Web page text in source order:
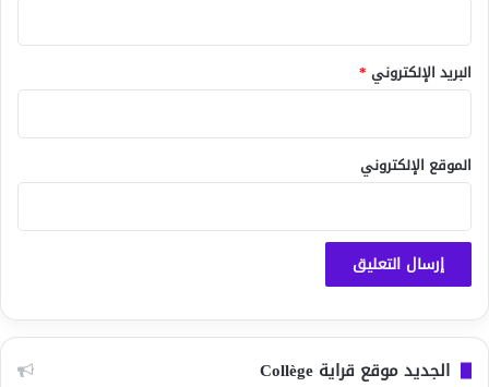
البريد الإلكتروني *
الموقع الإلكتروني
الجديد موقع قراية Collège